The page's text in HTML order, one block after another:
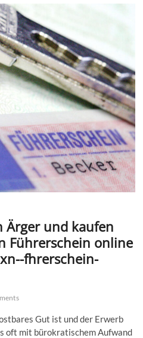
o
n
Ärger und kaufen
Führerschein online
fhrerschein-
Gut ist und der Erwerb
oft mit bürokratischem Aufwand